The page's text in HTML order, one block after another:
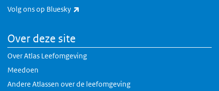
Volg ons op Bluesky
Over deze site
Over Atlas Leefomgeving
Meedoen
Andere Atlassen over de leefomgeving